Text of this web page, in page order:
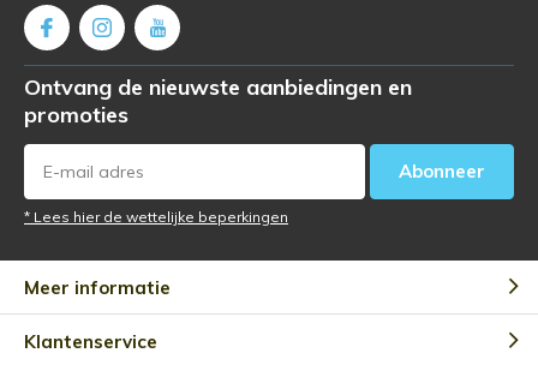
Ontvang de nieuwste aanbiedingen en
promoties
Abonneer
* Lees hier de wettelijke beperkingen
Meer informatie
Klantenservice